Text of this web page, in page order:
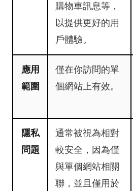
購物車訊息等，
以提供更好的用
戶體驗。
應用
範圍
僅在你訪問的單
個網站上有效。
隱私
問題
通常被視為相對
較安全，因為僅
與單個網站相關
聯，並且僅用於